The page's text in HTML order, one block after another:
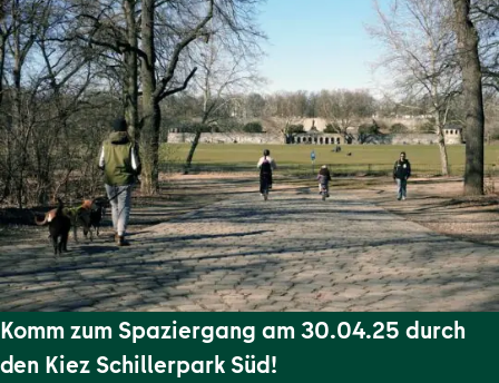
Komm zum Spaziergang am 30.04.25 durch
den Kiez Schillerpark Süd!